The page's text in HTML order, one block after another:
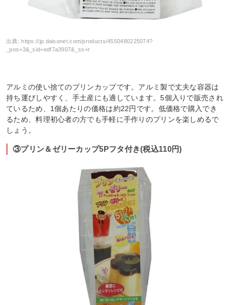
出典: https://jp.daisonet.com/products/4550480225074?
_pos=3&_sid=edf7a3907&_ss=r
アルミの使い捨てのプリンカップです。アルミ製で丈夫な容器は
持ち運びしやすく、手土産にも適しています。5個入りで販売され
ているため、1個あたりの価格は約22円です。低価格で購入でき
るため、料理初心者の方でも手軽に手作りのプリンを楽しめるで
しょう。
③プリン＆ゼリーカップ5Pフタ付き(税込110円)